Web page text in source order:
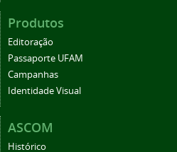
Produtos
Editoração
Passaporte UFAM
Campanhas
Identidade Visual
ASCOM
Histórico